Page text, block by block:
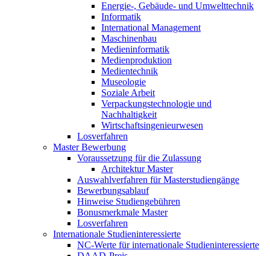
Energie-, Gebäude- und Umwelttechnik
Informatik
International Management
Maschinenbau
Medieninformatik
Medienproduktion
Medientechnik
Museologie
Soziale Arbeit
Verpackungstechnologie und
Nachhaltigkeit
Wirtschaftsingenieurwesen
Losverfahren
Master Bewerbung
Voraussetzung für die Zulassung
Architektur Master
Auswahlverfahren für Masterstudiengänge
Bewerbungsablauf
Hinweise Studiengebühren
Bonusmerkmale Master
Losverfahren
Internationale Studieninteressierte
NC-Werte für internationale Studieninteressierte